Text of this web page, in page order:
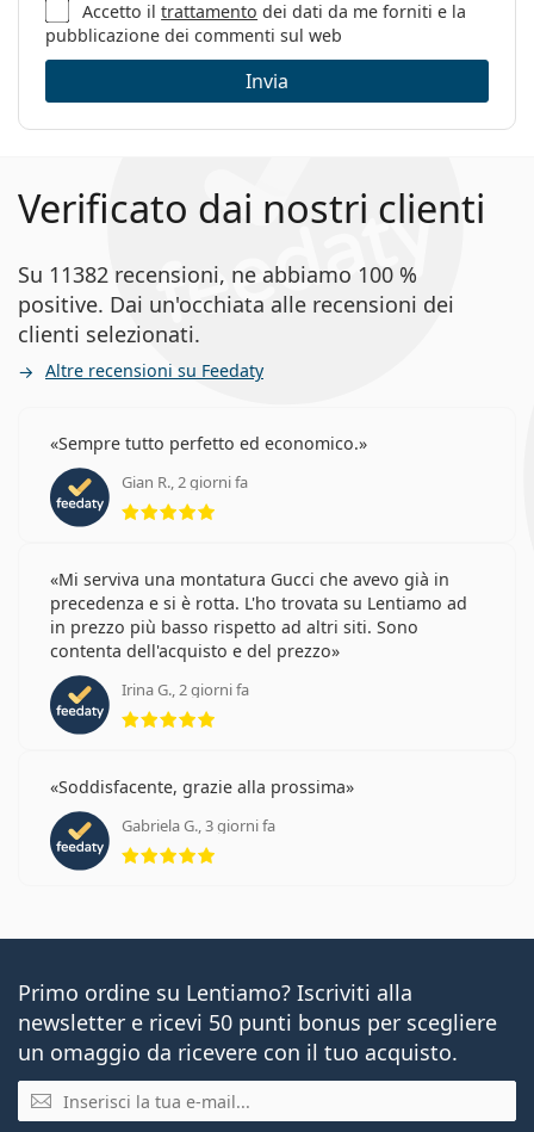
Accetto iltrattamento dei dati da me forniti e la
pubblicazione dei commenti sul web
Invia
Verificato dai nostri clienti
Su 11382 recensioni, ne abbiamo 100 %
positive. Dai un'occhiata alle recensioni dei
clienti selezionati.
Altre recensioni su Feedaty
Sempre tutto perfetto ed economico.
Gian R., 2 giorni fa
Mi serviva una montatura Gucci che avevo già in
precedenza e si è rotta. L'ho trovata su Lentiamo ad
in prezzo più basso rispetto ad altri siti. Sono
contenta dell'acquisto e del prezzo
Irina G., 2 giorni fa
Soddisfacente, grazie alla prossima
Gabriela G., 3 giorni fa
valutazione 5 di 5
Primo ordine su Lentiamo? Iscriviti alla
newsletter e ricevi 50 punti bonus per scegliere
un omaggio da ricevere con il tuo acquisto.
E-mail